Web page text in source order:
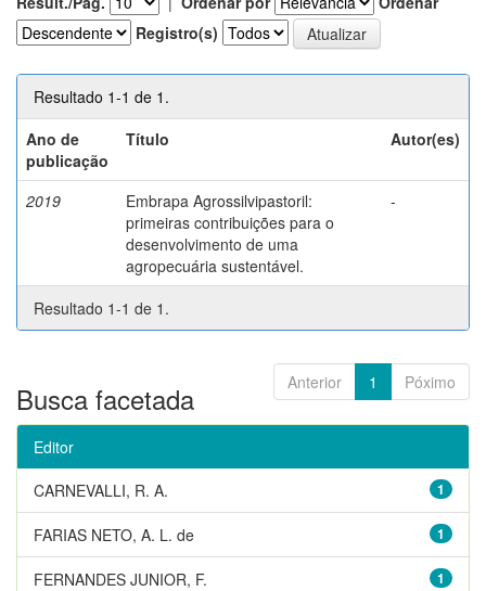
Registro(s)
Resultado 1-1 de 1.
Ano de
publicação
Título Autor(es)
2019
Embrapa Agrossilvipastoril:
primeiras contribuições para o
desenvolvimento de uma
agropecuária sustentável.
-
Resultado 1-1 de 1.
Anterior 1 Póximo
Busca facetada
Editor
1
CARNEVALLI, R. A.
1
FARIAS NETO, A. L. de
1
FERNANDES JUNIOR, F.